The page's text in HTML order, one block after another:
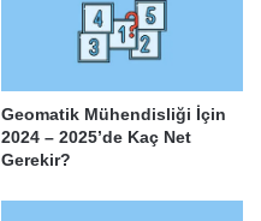
Geomatik Mühendisliği İçin
2024 – 2025’de Kaç Net
Gerekir?